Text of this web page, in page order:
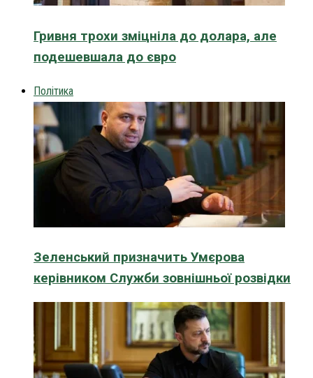
Гривня трохи зміцніла до долара, але
подешевшала до євро
Політика
Зеленський призначить Умєрова
керівником Служби зовнішньої розвідки